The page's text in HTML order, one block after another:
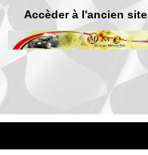
Accèder à l'ancien site